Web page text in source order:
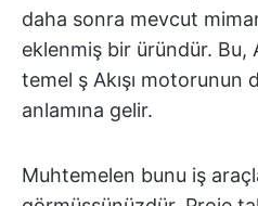
daha sonra mevcut
eklenmiş bir üründür. Bu,
temel ş Akışı motorunun
anlamına gelir.
Muhtemelen bunu iş